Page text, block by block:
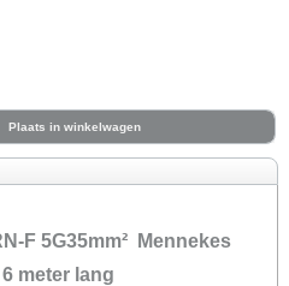
Plaats in winkelwagen
F 5G35mm² Mennekes
meter lang